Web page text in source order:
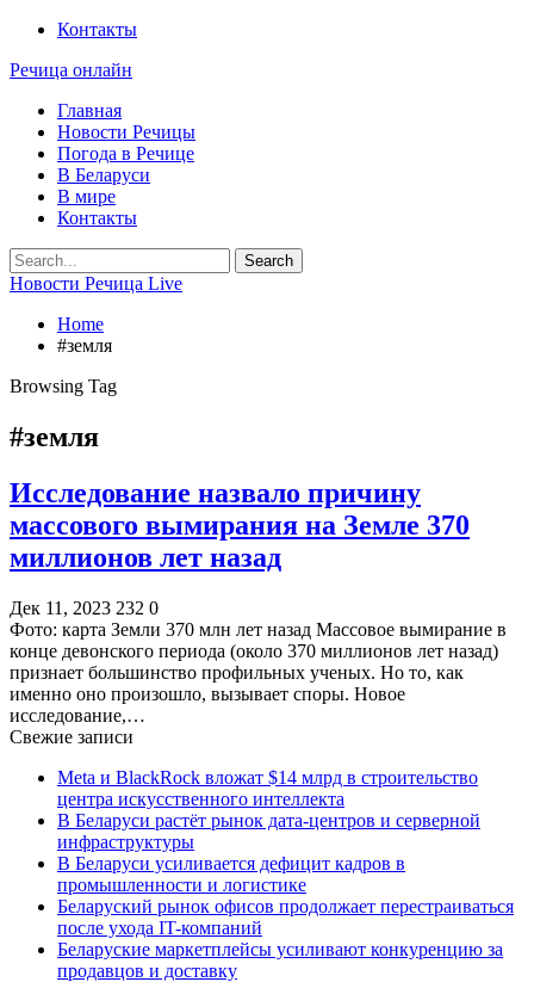
Контакты
Речица онлайн
Главная
Новости Речицы
Погода в Речице
В Беларуси
В мире
Контакты
Новости Речица Live
Home
#земля
Browsing Tag
#земля
Исследование назвало причину
массового вымирания на Земле 370
миллионов лет назад
Дек 11, 2023 232 0
Фото: карта Земли 370 млн лет назад Массовое вымирание в
конце девонского периода (около 370 миллионов лет назад)
признает большинство профильных ученых. Но то, как
именно оно произошло, вызывает споры. Новое
исследование,…
Свежие записи
Meta и BlackRock вложат $14 млрд в строительство
центра искусственного интеллекта
В Беларуси растёт рынок дата-центров и серверной
инфраструктуры
В Беларуси усиливается дефицит кадров в
промышленности и логистике
Беларуский рынок офисов продолжает перестраиваться
после ухода IT-компаний
Беларуские маркетплейсы усиливают конкуренцию за
продавцов и доставку